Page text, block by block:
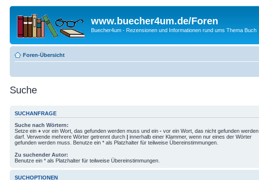
www.buecher4um.de/Foren
Buecher4um - Rezensionen und Informationen rund ums Thema Buch
Foren-Übersicht
Suche
SUCHANFRAGE
Suche nach Wörtern:
Setze ein + vor ein Wort, das gefunden werden muss und ein - vor ein Wort, das nicht gefunden werden
darf. Verwende mehrere Wörter getrennt durch | innerhalb einer Klammer, wenn nur eines der Wörter
gefunden werden muss. Benutze ein * als Platzhalter für teilweise Übereinstimmungen.
Zu suchender Autor:
Benutze ein * als Platzhalter für teilweise Übereinstimmungen.
SUCHOPTIONEN